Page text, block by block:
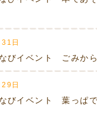
日
びイベント ごみか
日
びイベント 葉っぱ